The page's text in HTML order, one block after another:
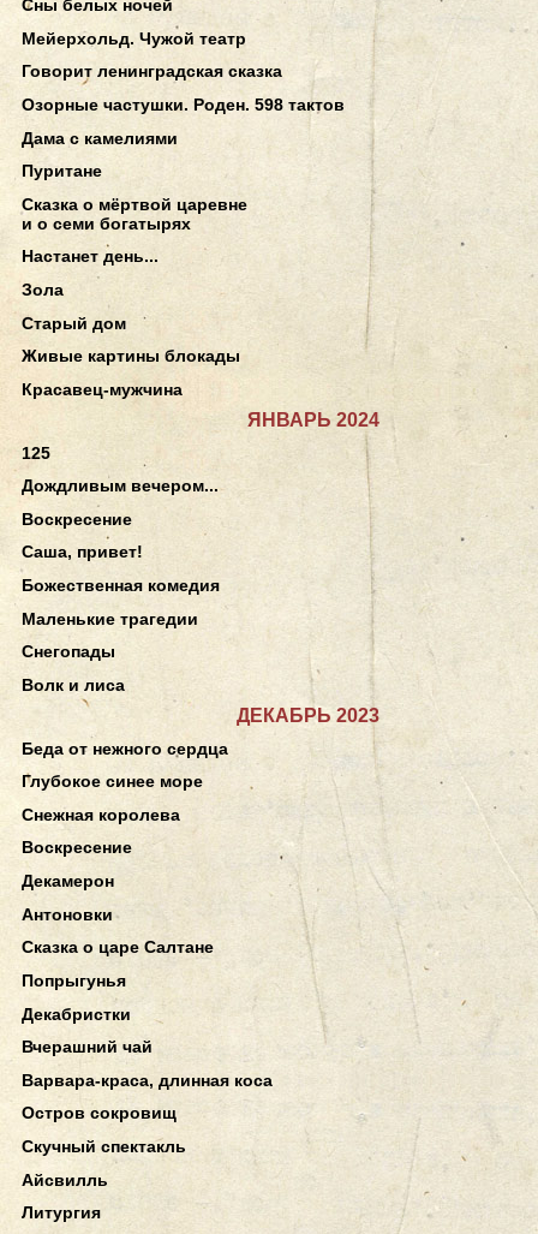
Сны белых ночей
Мейерхольд. Чужой театр
Говорит ленинградская сказка
Озорные частушки. Роден. 598 тактов
Дама с камелиями
Пуритане
Сказка о мёртвой царевне
и о семи богатырях
Настанет день...
Зола
Старый дом
Живые картины блокады
Красавец-мужчина
ЯНВАРЬ 2024
125
Дождливым вечером...
Воскресение
Саша, привет!
Божественная комедия
Маленькие трагедии
Снегопады
Волк и лиса
ДЕКАБРЬ 2023
Беда от нежного сердца
Глубокое синее море
Снежная королева
Воскресение
Декамерон
Антоновки
Сказка о царе Салтане
Попрыгунья
Декабристки
Вчерашний чай
Варвара-краса, длинная коса
Остров сокровищ
Скучный спектакль
Айсвилль
Литургия